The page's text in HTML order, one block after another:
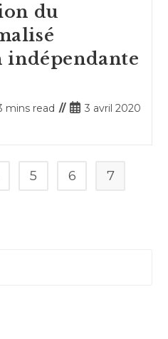
du
indépendante
mins read
Publication
3 avril 2020
5 6
7